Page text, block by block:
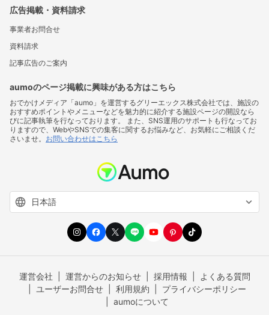
広告掲載・資料請求
事業者お問合せ
資料請求
記事広告のご案内
aumoのページ掲載に興味がある方はこちら
おでかけメディア「aumo」を運営するグリーエックス株式会社では、施設の
おすすめポイントやメニューなどを魅力的に紹介する施設ページの開設なら
びに記事執筆を行なっております。 また、SNS運用のサポートも行なってお
りますので、WebやSNSでの集客に関するお悩みなど、お気軽にご相談くだ
さいませ。 お問い合わせはこちら
運営会社 運営からのお知らせ 採用情報
よくある質問
ユーザーお問合せ
利用規約
プライバシーポリシー
aumoについて